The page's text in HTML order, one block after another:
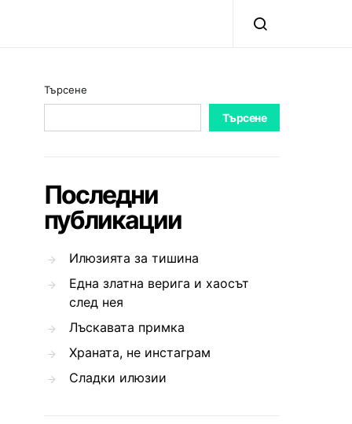
Търсене
Търсене
Последни
публикации
Илюзията за тишина
Една златна верига и хаосът
след нея
Лъскавата примка
Храната, не инстаграм
Сладки илюзии